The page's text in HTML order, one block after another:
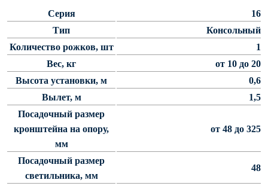
ОККС Силовые круглые
конические опоры освещения
Светофорные опоры
ОСФГ Светофорные граненые
ОГСГ Опоры граненые
светофорные г-образные
ОСФК Светофорные стойки
Складывающиеся опоры освещения
ОГКС Опоры граненые конические
Серия
16
Тип
Консольный
Количество рожков, шт
1
Вес, кг
от 10 до 20
Высота установки, м
0,6
Вылет, м
1,5
Посадочный размер
кронштейна на опору,
мм
от 48 до 325
Посадочный размер
светильника, мм
48